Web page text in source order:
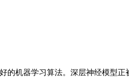
机器学习算法。深层神经模型